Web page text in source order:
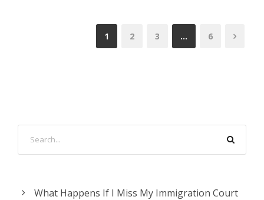
1 2 3 … 6
What Happens If I Miss My Immigration Court